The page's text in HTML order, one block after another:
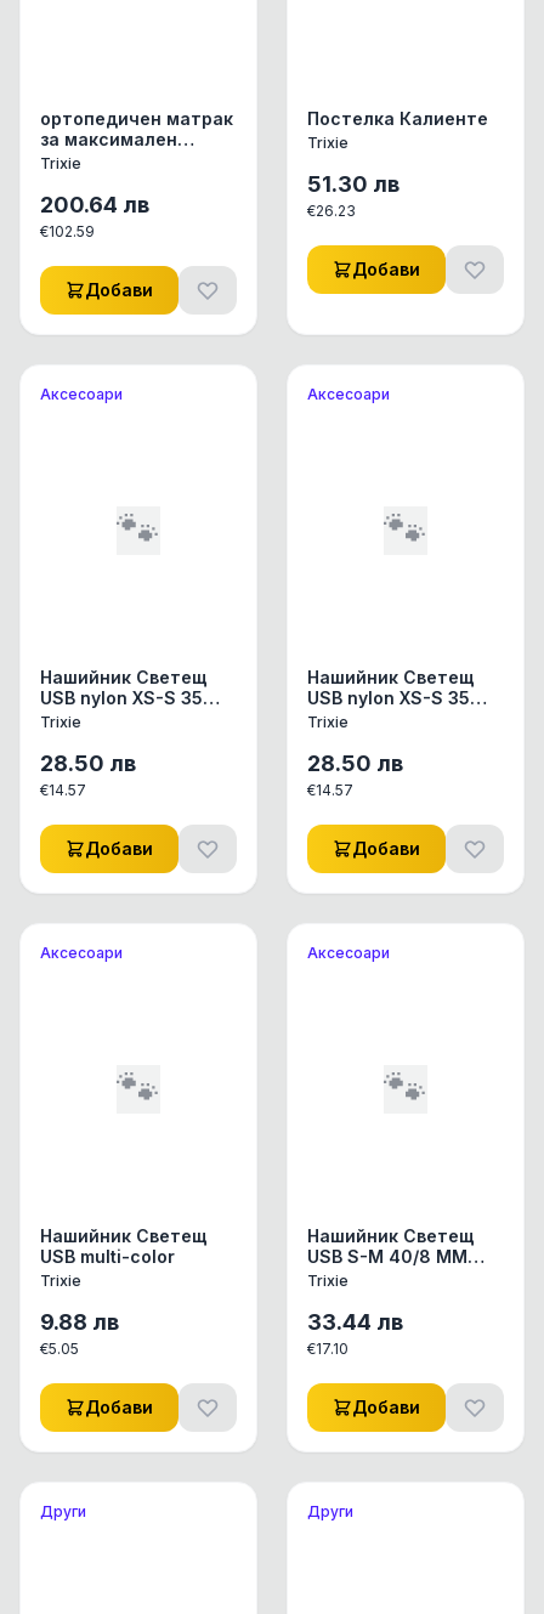
ортопедичен матрак
за максимален
комфорт при
Trixie
200.64 лв
€102.59
Добави
Постелка Калиенте
Trixie
51.30 лв
€26.23
Добави
Аксесоари
🐾
Нашийник Светещ
USB nylon XS-S 35
SM/7MM PINK
Trixie
28.50 лв
€14.57
Добави
Аксесоари
🐾
Нашийник Светещ
USB nylon XS-S 35
SM/7MM ORANGE
Trixie
28.50 лв
€14.57
Добави
Аксесоари
🐾
Нашийник Светещ
USB multi-color
Trixie
9.88 лв
€5.05
Добави
Аксесоари
🐾
Нашийник Светещ
USB S-M 40/8 MM
blue
Trixie
33.44 лв
€17.10
Добави
Други Други